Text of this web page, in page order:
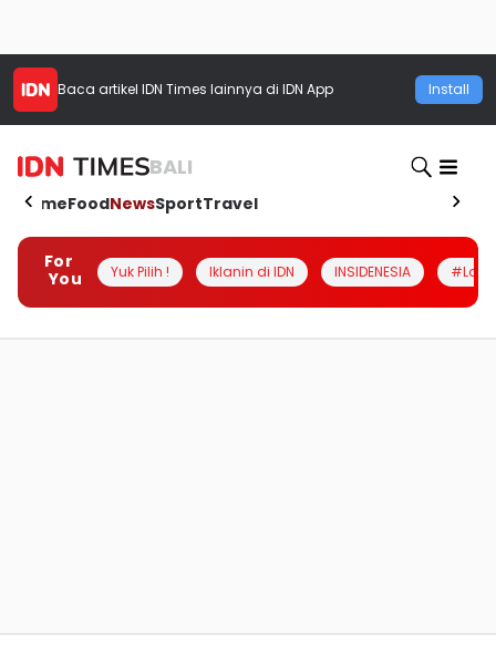
Baca artikel IDN Times lainnya di IDN App Install
BALI
HomeFoodNewsSportTravel
For
You
Yuk Pilih ! Iklanin di IDN INSIDENESIA